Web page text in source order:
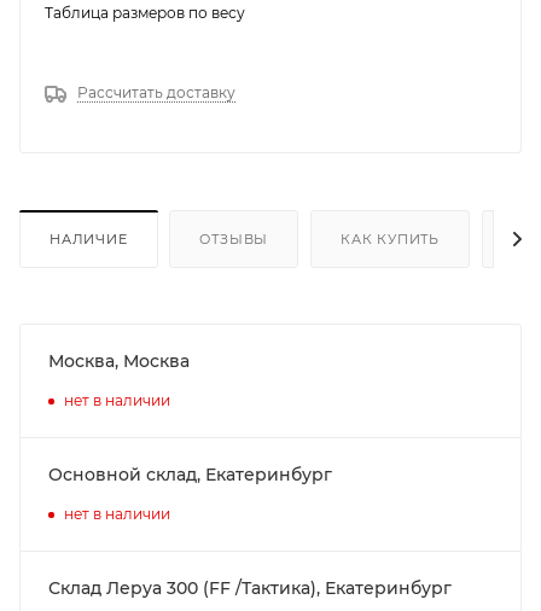
Таблица размеров по весу
Рассчитать доставку
НАЛИЧИЕ ОТЗЫВЫ КАК КУПИТЬ
Москва, Москва
нет в наличии
Основной склад, Екатеринбург
нет в наличии
Склад Леруа 300 (FF /Тактика), Екатеринбург